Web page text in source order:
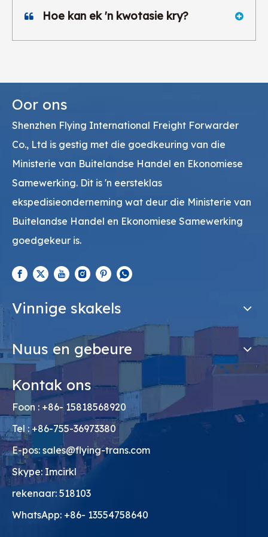
Hoe kan ek 'n kwotasie kry?
Oor ons
Shenzhen Flying International Freight Forwarder
Co., Ltd is gestig met die goedkeuring van die
Ministerie van Buitelandse Handel en Ekonomiese
Samewerking. Dit is 'n eersteklas
ekspedisieonderneming wat deur die Ministerie van
Buitelandse Handel en Ekonomiese Samewerking
goedgekeur is.
Vinnige skakels
Nuus en gebeure
Kontak ons
Foon : +86- 15818568920
Tel : +86-755-36973380
E-pos: sales@flying-trans.com
Skype: Imcirkl
rekenaar: 518103
WhatsApp: +86- 13554758640